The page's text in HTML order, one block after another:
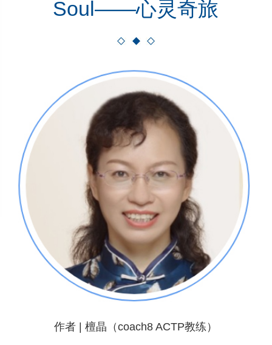
Soul——心灵奇旅
作者 | 檀晶（coach8 ACTP教练）